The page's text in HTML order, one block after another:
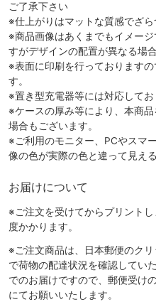
ご了承下さい
※仕上がりはマットな質感でざら
※商品画像はあくまでもイメー
すがデザインの配置が異なる場
※表面に印刷を行っております
す。
※置き型充電器等には対応してお
※ケースの厚み等により、本商
場合もございます。
※ご利用のモニター、PCやスマ
像の色が実際の色と違って見え
お届けについて
※ご注文を受けてからプリント
度かかります。
※ご注文商品は、日本郵便のク
で荷物の配達状況を確認してい
でのお届けですので、郵便受け
にてお願いいたします。